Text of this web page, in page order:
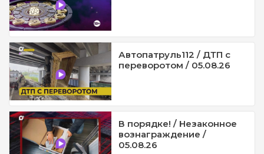
Автопатруль112 / ДТП с
переворотом / 05.08.26
В порядке! / Незаконное
вознаграждение /
05.08.26